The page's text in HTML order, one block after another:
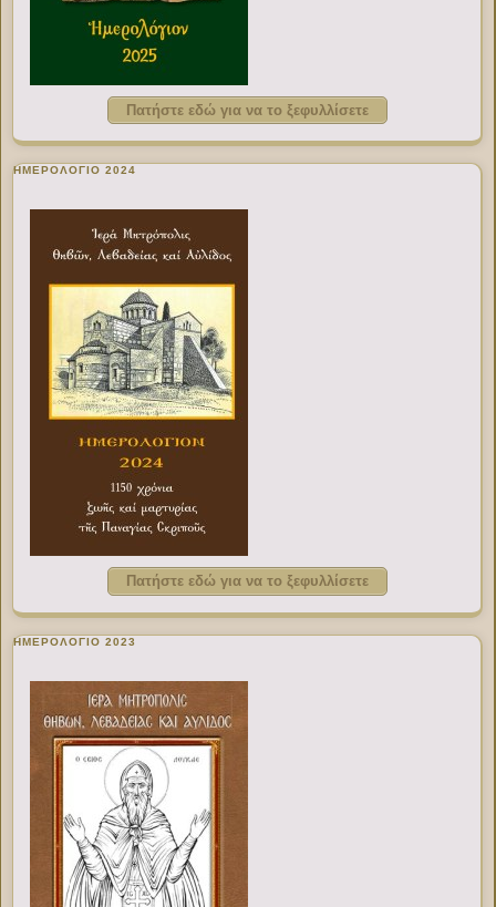
Πατήστε εδώ για να το ξεφυλλίσετε
ΗΜΕΡΟΛΟΓΙΟ 2024
Πατήστε εδώ για να το ξεφυλλίσετε
ΗΜΕΡΟΛΟΓΙΟ 2023